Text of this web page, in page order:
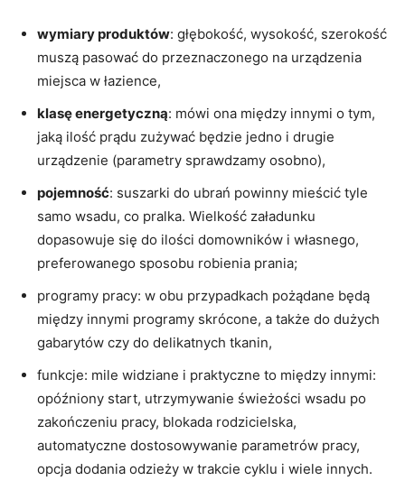
wymiary produktów: głębokość, wysokość, szerokość
muszą pasować do przeznaczonego na urządzenia
miejsca w łazience,
klasę energetyczną: mówi ona między innymi o tym,
jaką ilość prądu zużywać będzie jedno i drugie
urządzenie (parametry sprawdzamy osobno),
pojemność: suszarki do ubrań powinny mieścić tyle
samo wsadu, co pralka. Wielkość załadunku
dopasowuje się do ilości domowników i własnego,
preferowanego sposobu robienia prania;
programy pracy: w obu przypadkach pożądane będą
między innymi programy skrócone, a także do dużych
gabarytów czy do delikatnych tkanin,
funkcje: mile widziane i praktyczne to między innymi:
opóźniony start, utrzymywanie świeżości wsadu po
zakończeniu pracy, blokada rodzicielska,
automatyczne dostosowywanie parametrów pracy,
opcja dodania odzieży w trakcie cyklu i wiele innych.